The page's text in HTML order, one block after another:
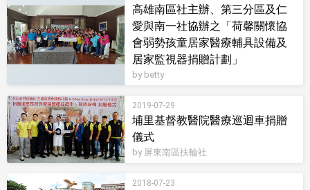
高雄南區社主辦、第三分區及仁
愛與南一社協辦之「荷馨關懷協
會弱勢孩童居家醫療輔具設備及
居家監視器捐贈計劃」
by betty
2019-07-29
埔里基督教醫院醫療巡迴車捐贈
儀式
by 屏東南區扶輪社
2018-07-23